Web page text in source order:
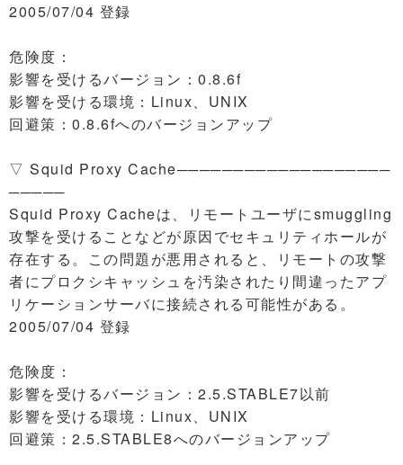
2005/07/04 登録
危険度：
影響を受けるバージョン：0.8.6f
影響を受ける環境：Linux、UNIX
回避策：0.8.6fへのバージョンアップ
▽ Squid Proxy Cache───────────────────
─────
Squid Proxy Cacheは、リモートユーザにsmuggling
攻撃を受けることなどが原因でセキュリティホールが
存在する。この問題が悪用されると、リモートの攻撃
者にプロクシキャッシュを汚染されたり間違ったアプ
リケーションサーバに接続される可能性がある。
2005/07/04 登録
危険度：
影響を受けるバージョン：2.5.STABLE7以前
影響を受ける環境：Linux、UNIX
回避策：2.5.STABLE8へのバージョンアップ